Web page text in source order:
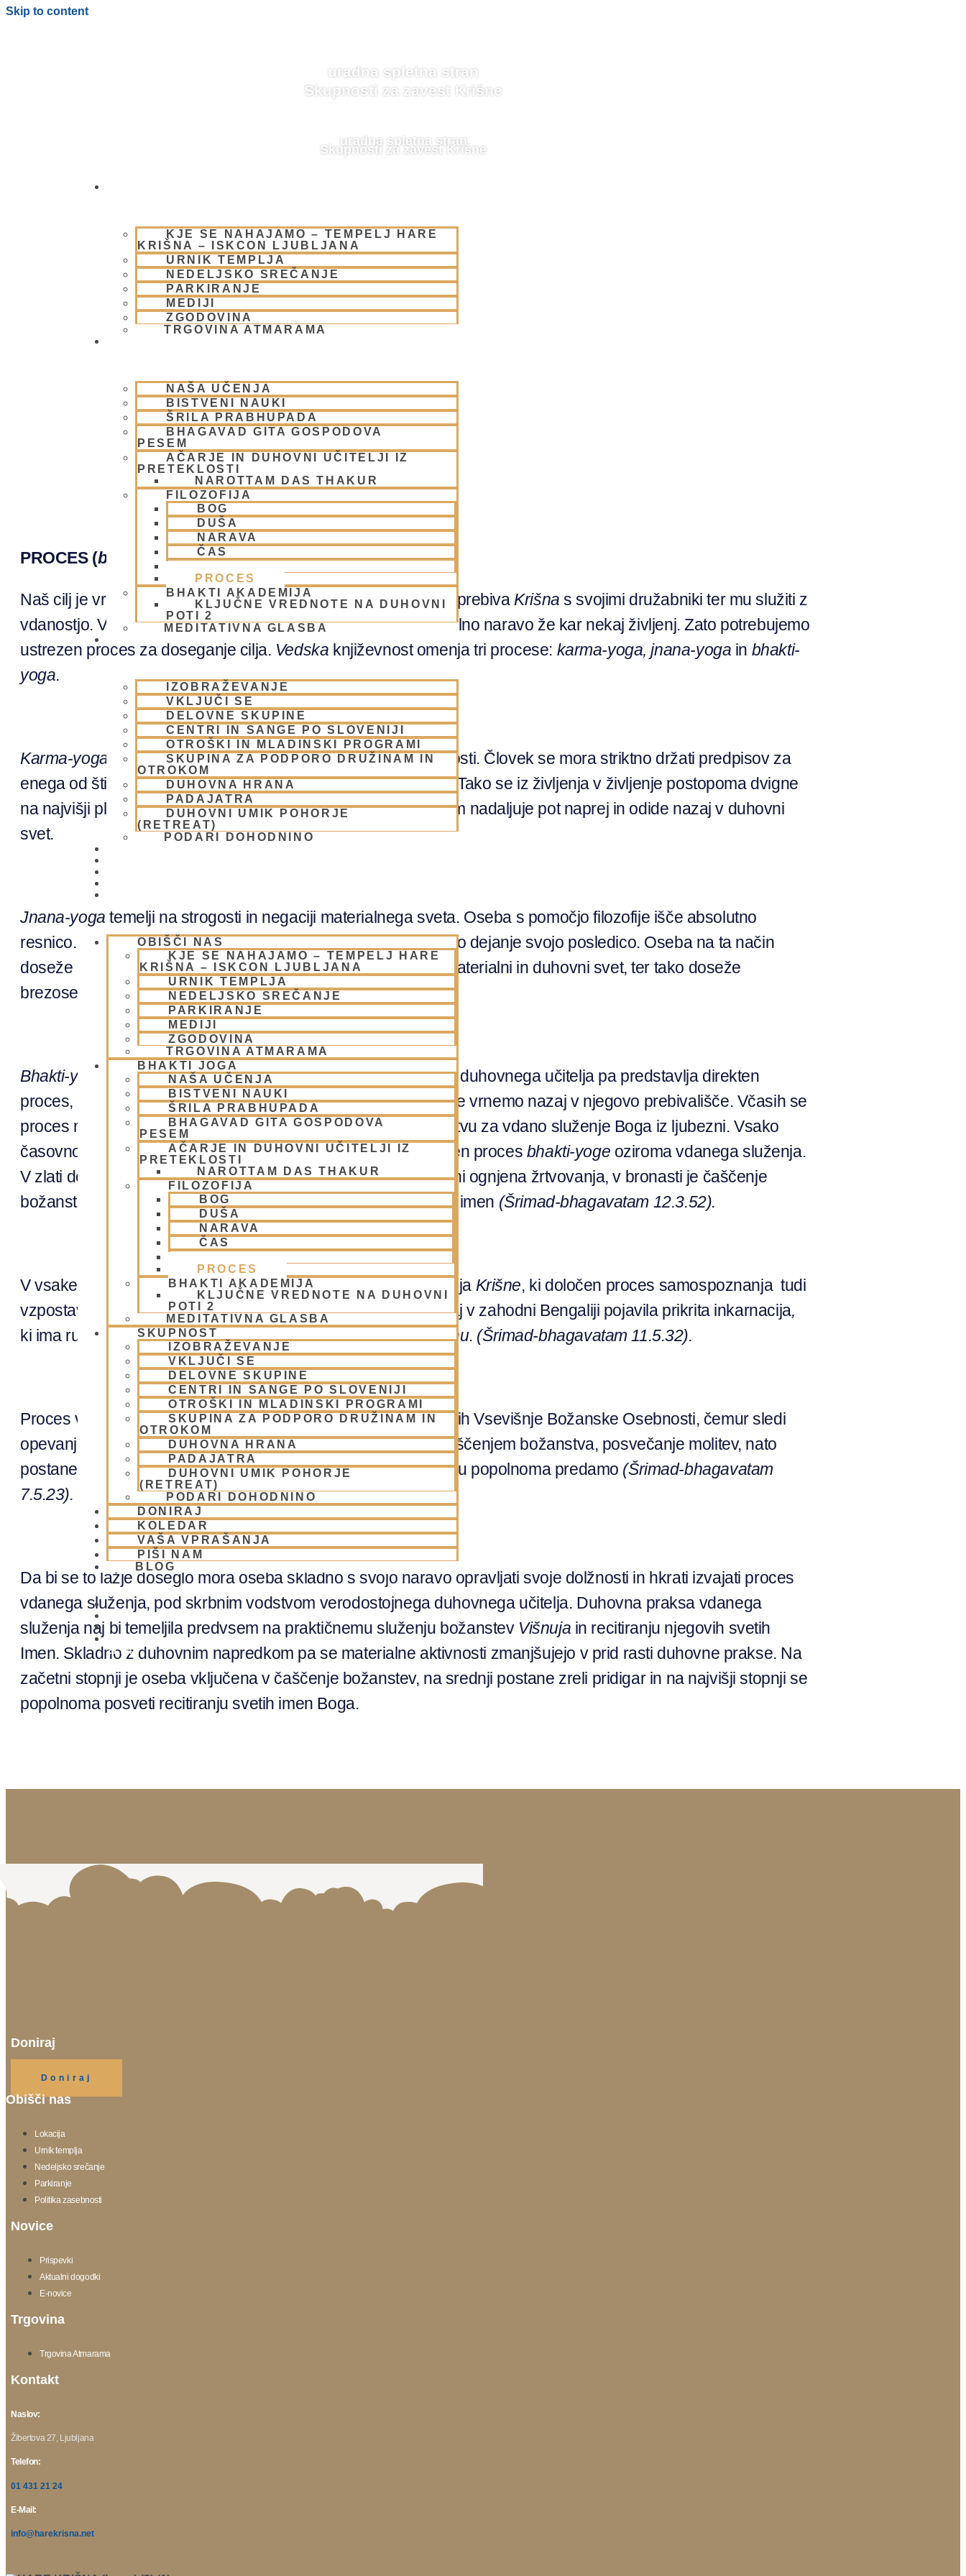
Skip to content
uradna spletna stran
Skupnosti za zavest Krišne
uradna spletna stran
Skupnosti za zavest Krišne
KJE SE NAHAJAMO – TEMPELJ HARE
KRIŠNA – ISKCON LJUBLJANA
URNIK TEMPLJA
NEDELJSKO SREČANJE
PARKIRANJE
MEDIJI
ZGODOVINA
TRGOVINA ATMARAMA
NAŠA UČENJA
BISTVENI NAUKI
ŠRILA PRABHUPADA
BHAGAVAD GITA GOSPODOVA
PESEM
AČARJE IN DUHOVNI UČITELJI IZ
PRETEKLOSTI
NAROTTAM DAS THAKUR
FILOZOFIJA
BOG
DUŠA
NARAVA
ČAS
PROCES
BHAKTI AKADEMIJA
KLJUČNE VREDNOTE NA DUHOVNI
POTI 2
MEDITATIVNA GLASBA
IZOBRAŽEVANJE
VKLJUČI SE
DELOVNE SKUPINE
CENTRI IN SANGE PO SLOVENIJI
OTROŠKI IN MLADINSKI PROGRAMI
SKUPINA ZA PODPORO DRUŽINAM IN
OTROKOM
DUHOVNA HRANA
PADAJATRA
DUHOVNI UMIK POHORJE
(RETREAT)
PODARI DOHODNINO
OBIŠČI NAS
KJE SE NAHAJAMO – TEMPELJ HARE
KRIŠNA – ISKCON LJUBLJANA
URNIK TEMPLJA
NEDELJSKO SREČANJE
PARKIRANJE
MEDIJI
ZGODOVINA
TRGOVINA ATMARAMA
BHAKTI JOGA
NAŠA UČENJA
BISTVENI NAUKI
ŠRILA PRABHUPADA
BHAGAVAD GITA GOSPODOVA
PESEM
AČARJE IN DUHOVNI UČITELJI IZ
PRETEKLOSTI
NAROTTAM DAS THAKUR
FILOZOFIJA
BOG
DUŠA
NARAVA
ČAS
PROCES
BHAKTI AKADEMIJA
KLJUČNE VREDNOTE NA DUHOVNI
POTI 2
MEDITATIVNA GLASBA
SKUPNOST
IZOBRAŽEVANJE
VKLJUČI SE
DELOVNE SKUPINE
CENTRI IN SANGE PO SLOVENIJI
OTROŠKI IN MLADINSKI PROGRAMI
SKUPINA ZA PODPORO DRUŽINAM IN
OTROKOM
DUHOVNA HRANA
PADAJATRA
DUHOVNI UMIK POHORJE
(RETREAT)
PODARI DOHODNINO
DONIRAJ
KOLEDAR
VAŠA VPRAŠANJA
PIŠI NAM
BLOG
21 24
FILOZOFIJA
PROCES
PROCES (bhakti-yoga)
Naš cilj je vrnitev nazaj v duhovni svet imenovanGoloka, kjer prebiva Krišna s svojimi družabniki ter mu služiti z
vdanostjo. Vrnitev ni tako enostavna, saj smo v stiku z materialno naravo že kar nekaj življenj. Zato potrebujemo
ustrezen proces za doseganje cilja. Vedska književnost omenja tri procese: karma-yoga, jnana-yoga in bhakti-
yoga.
Karma-yoga
predstavlja postopen proces, ki temelji na aktivnosti. Človek se mora striktno držati predpisov za
enega od štirih poklicev in enega od štirih življenjskih obdobij. Tako se iz življenja v življenje postopoma dvigne
na najvišji planetarni sistem. Od tam pa z njegovim upravnikom nadaljuje pot naprej in odide nazaj v duhovni
svet.
Jnana-yoga temelji na strogosti in negaciji materialnega sveta. Oseba s pomočjo filozofije išče absolutno
resnico. Vsemu materialnemu se odreče, ker ima v njem vsako dejanje svojo posledico. Oseba na ta način
doseže duhovno svetlobo imenovanobrahmajyoti
, ki ločuje materialni in duhovni svet, ter tako doseže
brezosebno osvoboditev.
Bhakti-yoga
ali vdano služenje pod vodstvom verodostojnega duhovnega učitelja pa predstavlja direkten
proces, s katerim spoznamo vrhovno božansko osebnost in se vrnemo nazaj v njegovo prebivališče. Včasih se
proces napačno interpretira kot joga ljubezni, ampak gre v bistvu za vdano služenje Boga iz ljubezni. Vsako
časovno obdobje ali milenij ima sebi pripadajoč najbolj potenten proces bhakti-yoge oziroma vdanega služenja.
V zlati dobi je najbolj prominentna mistična meditacija, v srebrni ognjena žrtvovanja, v bronasti je čaščenje
božanstev in v železni dobi alikali-yugiskupinsko petje božjih imen (Šrimad-bhagavatam 12.3.52).
V vsakem mileniju se zato pojavi tudi opolnomočena inkarnacija Krišne, ki določen proces samospoznanja tudi
vzpostavi. V
kali-yugise je za ta namen dobrih petsto let nazaj v zahodni Bengaliji pojavila prikrita inkarnacija,
ki ima rumenkasti ten kože z imenomŠri Čaitanya Mahaprabhu. (Šrimad-bhagavatam 11.5.32).
Proces vdanega služenja se začne s poslušanjem o aktivnostih Vsevišnje Božanske Osebnosti, čemur sledi
opevanje le teh, spominjanje, služenje Njegovim stopalom, čaščenjem božanstva, posvečanje molitev, nato
postanemo Njegov služabnik, potem prijatelj in na koncu se mu popolnoma predamo (Šrimad-bhagavatam
7.5.23).
Da bi se to lažje doseglo mora oseba skladno s svojo naravo opravljati svoje dolžnosti in hkrati izvajati proces
vdanega služenja, pod skrbnim vodstvom verodostojnega duhovnega učitelja. Duhovna praksa vdanega
služenja naj bi temeljila predvsem na praktičnemu služenju božanstev Višnuja in recitiranju njegovih svetih
Imen. Skladno z duhovnim napredkom pa se materialne aktivnosti zmanjšujejo v prid rasti duhovne prakse. Na
začetni stopnji je oseba vključena v čaščenje božanstev, na srednji postane zreli pridigar in na najvišji stopnji se
popolnoma posveti recitiranju svetih imen Boga.
Doniraj
Doniraj
Obišči nas
Lokacija
Urnik templja
Nedeljsko srečanje
Parkiranje
Politika zasebnosti
Novice
Prispevki
Aktualni dogodki
E-novice
Trgovina
Trgovina Atmarama
Kontakt
Naslov:
Žibertova 27, Ljubljana
Telefon:
01 431 21 24
E-Mail:
info@harekrisna.net